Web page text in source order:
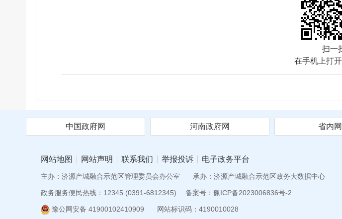
扫一
在手机上打
中国政府网 河南政府网 省内
网站地图 网站声明 联系我们 举报投诉 电子政务平台
主办：济源产城融合示范区管理委员会办公室 承办：济源产城融合示范区政务大数据中心
政务服务便民热线：12345 (0391-6812345) 备案号：豫ICP备2023006836号-2
豫公网安备 41900102410909 网站标识码：4190010028